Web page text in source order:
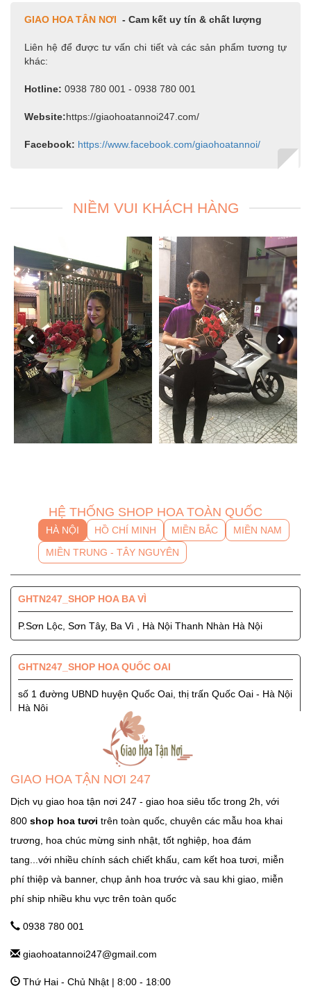
GIAO HOA TÂN NƠI - Cam kết uy tín & chất lượng
Liên hệ để được tư vấn chi tiết và các sản phẩm tương tự
khác:
Hotline: 0938 780 001 - 0938 780 001
Website:https://giaohoatannoi247.com/
Facebook: https://www.facebook.com/giaohoatannoi/
NIỀM VUI KHÁCH HÀNG
GIAO HOA TẬN NƠI 247
Dịch vụ giao hoa tận nơi 247 - giao hoa siêu tốc trong 2h, với
800 shop hoa tươi trên toàn quốc, chuyên các mẫu hoa khai
trương, hoa chúc mừng sinh nhật, tốt nghiệp, hoa đám
tang...với nhiều chính sách chiết khấu, cam kết hoa tươi, miễn
phí thiệp và banner, chụp ảnh hoa trước và sau khi giao, miễn
phí ship nhiều khu vực trên toàn quốc
0938 780 001
giaohoatannoi247@gmail.com
Thứ Hai - Chủ Nhật | 8:00 - 18:00
HỆ THỐNG SHOP HOA TOÀN QUỐC
HÀ NỘI HỒ CHÍ MINH MIỀN BẮC
MIỀN NAM
MIỀN TRUNG - TÂY NGUYÊN
GHTN247_SHOP HOA BA VÌ
P.Sơn Lộc, Sơn Tây, Ba Vì , Hà Nội Thanh Nhàn Hà Nội
GHTN247_SHOP HOA QUỐC OAI
số 1 đường UBND huyện Quốc Oai, thị trấn Quốc Oai - Hà Nội
Hà Nội
GHTN247_SHOP HOA SÓC SƠN
Quốc Lộ 3, Xã Phù Lỗ, Huyện Sóc Sơn, Thành Phố Hà Nội
Tỉnh Lộ 84, TT. Liên Quan, Thạch Thất, Hà Nội Hà Nội
GHTN247_SHOP HOA THANH OAI
Số 7 Dốc Mọc - Cao Dương - Thanh Oai - Hà Nội Hà Nội